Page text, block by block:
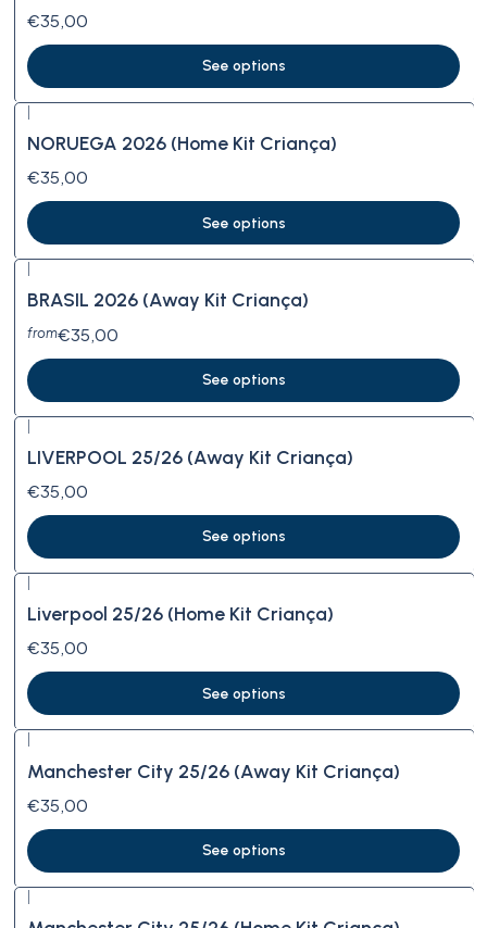
€35,00
See options
NORUEGA 2026 (Home Kit Criança)
€35,00
See options
BRASIL 2026 (Away Kit Criança)
from€35,00
See options
|
LIVERPOOL 25/26 (Away Kit Criança)
€35,00
See options
Liverpool 25/26 (Home Kit Criança)
€35,00
See options
Manchester City 25/26 (Away Kit Criança)
€35,00
See options
|